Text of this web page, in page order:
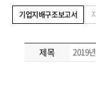
기업지배구조보고서
제목 2019